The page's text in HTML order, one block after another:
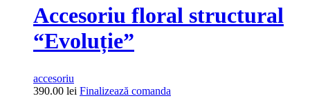
Accesoriu floral structural
“Evoluție”
accesoriu
390.00 lei Finalizează comanda